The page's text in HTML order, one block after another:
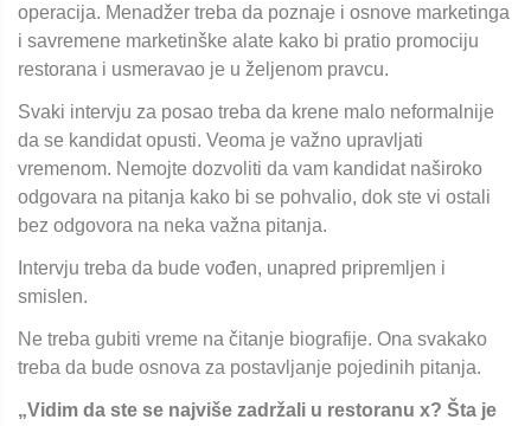
operacija. Menadžer treba da poznaje i osnove marketinga
i savremene marketinške alate kako bi pratio promociju
restorana i usmeravao je u željenom pravcu.
Svaki intervju za posao treba da krene malo neformalnije
da se kandidat opusti. Veoma je važno upravljati
vremenom. Nemojte dozvoliti da vam kandidat naširoko
odgovara na pitanja kako bi se pohvalio, dok ste vi ostali
bez odgovora na neka važna pitanja.
Intervju treba da bude vođen, unapred pripremljen i
smislen.
Ne treba gubiti vreme na čitanje biografije. Ona svakako
treba da bude osnova za postavljanje pojedinih pitanja.
„Vidim da ste se najviše zadržali u restoranu x? Šta je